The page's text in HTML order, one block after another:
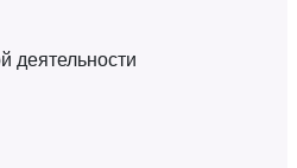
деятельности